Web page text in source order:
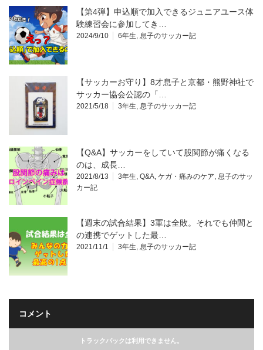
【第4弾】申込順で加入できるジュニアユース体
験練習会に参加してき…
2024/9/10 6年生 息子のサッカー記
【サッカーお守り】8才息子と京都・熊野神社で
サッカー協会公認の「…
2021/5/18 3年生 息子のサッカー記
【Q&A】サッカーをしていて股関節が痛くなる
のは、成長…
2021/8/13 3年生 Q&A ケガ・痛みのケア 息子のサッ
カー記
【週末の試合結果】3軍は全敗。それでも仲間と
の連携でゲットした最…
2021/11/1 3年生 息子のサッカー記
コメント
トラックバックは利用できません。